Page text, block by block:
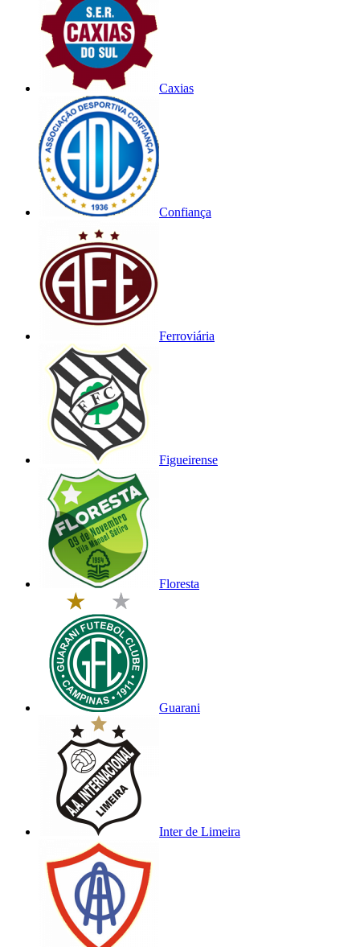
Caxias
Confiança
Ferroviária
Figueirense
Floresta
Guarani
Inter de Limeira